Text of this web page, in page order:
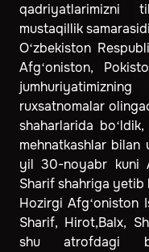
qadriyatlarimizni
mustaqillik
O‘zbekiston
Afg‘oniston,
ruxsatnomalar
shaharlarida
mehnatkashlar bilan
yil 30-noyabr kuni
Sharif shahriga yetib
Hozirgi Afg‘oniston
Sharif, Hirot,Balx,
shu atrofdagi